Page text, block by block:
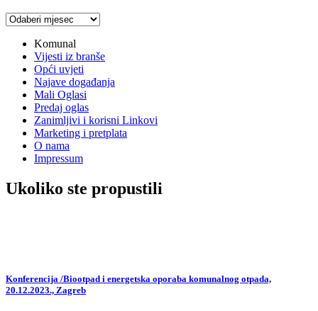
Arhiva
Komunal
Vijesti iz branše
Opći uvjeti
Najave događanja
Mali Oglasi
Predaj oglas
Zanimljivi i korisni Linkovi
Marketing i pretplata
O nama
Impressum
Ukoliko ste propustili
Konferencija /Biootpad i energetska oporaba komunalnog otpada,
20.12.2023., Zagreb